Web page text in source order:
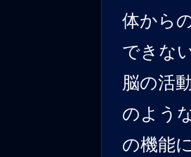
体から
できな
脳の活
のよう
の機能